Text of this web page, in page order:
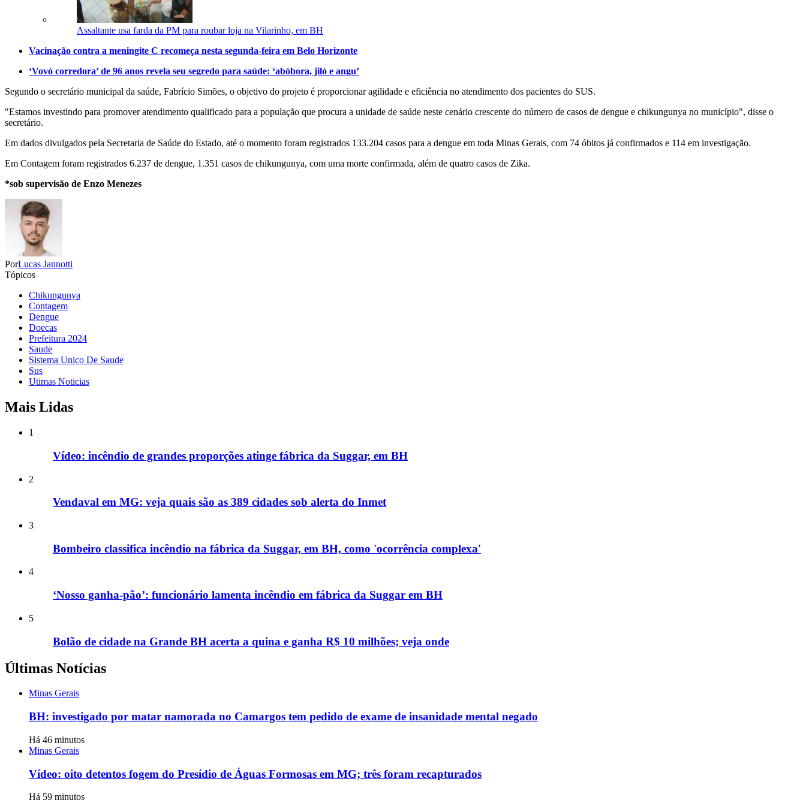
Assaltante usa farda da PM para roubar loja na Vilarinho, em BH
Vacinação contra a meningite C recomeça nesta segunda-feira em Belo Horizonte
‘Vovó corredora’ de 96 anos revela seu segredo para saúde: ‘abóbora, jiló e angu’
Segundo o secretário municipal da saúde, Fabrício Simões, o objetivo do projeto é proporcionar agilidade e eficiência no atendimento dos pacientes do SUS.
"Estamos investindo para promover atendimento qualificado para a população que procura a unidade de saúde neste cenário crescente do número de casos de dengue e chikungunya no município", disse o
secretário.
Em dados divulgados pela Secretaria de Saúde do Estado, até o momento foram registrados 133.204 casos para a dengue em toda Minas Gerais, com 74 óbitos já confirmados e 114 em investigação.
Em Contagem foram registrados 6.237 de dengue, 1.351 casos de chikungunya, com uma morte confirmada, além de quatro casos de Zika.
*sob supervisão de Enzo Menezes
PorLucas Jannotti
Tópicos
Chikungunya
Contagem
Dengue
Doecas
Prefeitura 2024
Saude
Sistema Unico De Saude
Sus
Utimas Noticias
Mais Lidas
1
Vídeo: incêndio de grandes proporções atinge fábrica da Suggar, em BH
2
Vendaval em MG: veja quais são as 389 cidades sob alerta do Inmet
3
Bombeiro classifica incêndio na fábrica da Suggar, em BH, como 'ocorrência complexa'
4
‘Nosso ganha-pão’: funcionário lamenta incêndio em fábrica da Suggar em BH
5
Bolão de cidade na Grande BH acerta a quina e ganha R$ 10 milhões; veja onde
Últimas Notícias
Minas Gerais
BH: investigado por matar namorada no Camargos tem pedido de exame de insanidade mental negado
Há 46 minutos
Minas Gerais
Vídeo: oito detentos fogem do Presídio de Águas Formosas em MG; três foram recapturados
Há 59 minutos